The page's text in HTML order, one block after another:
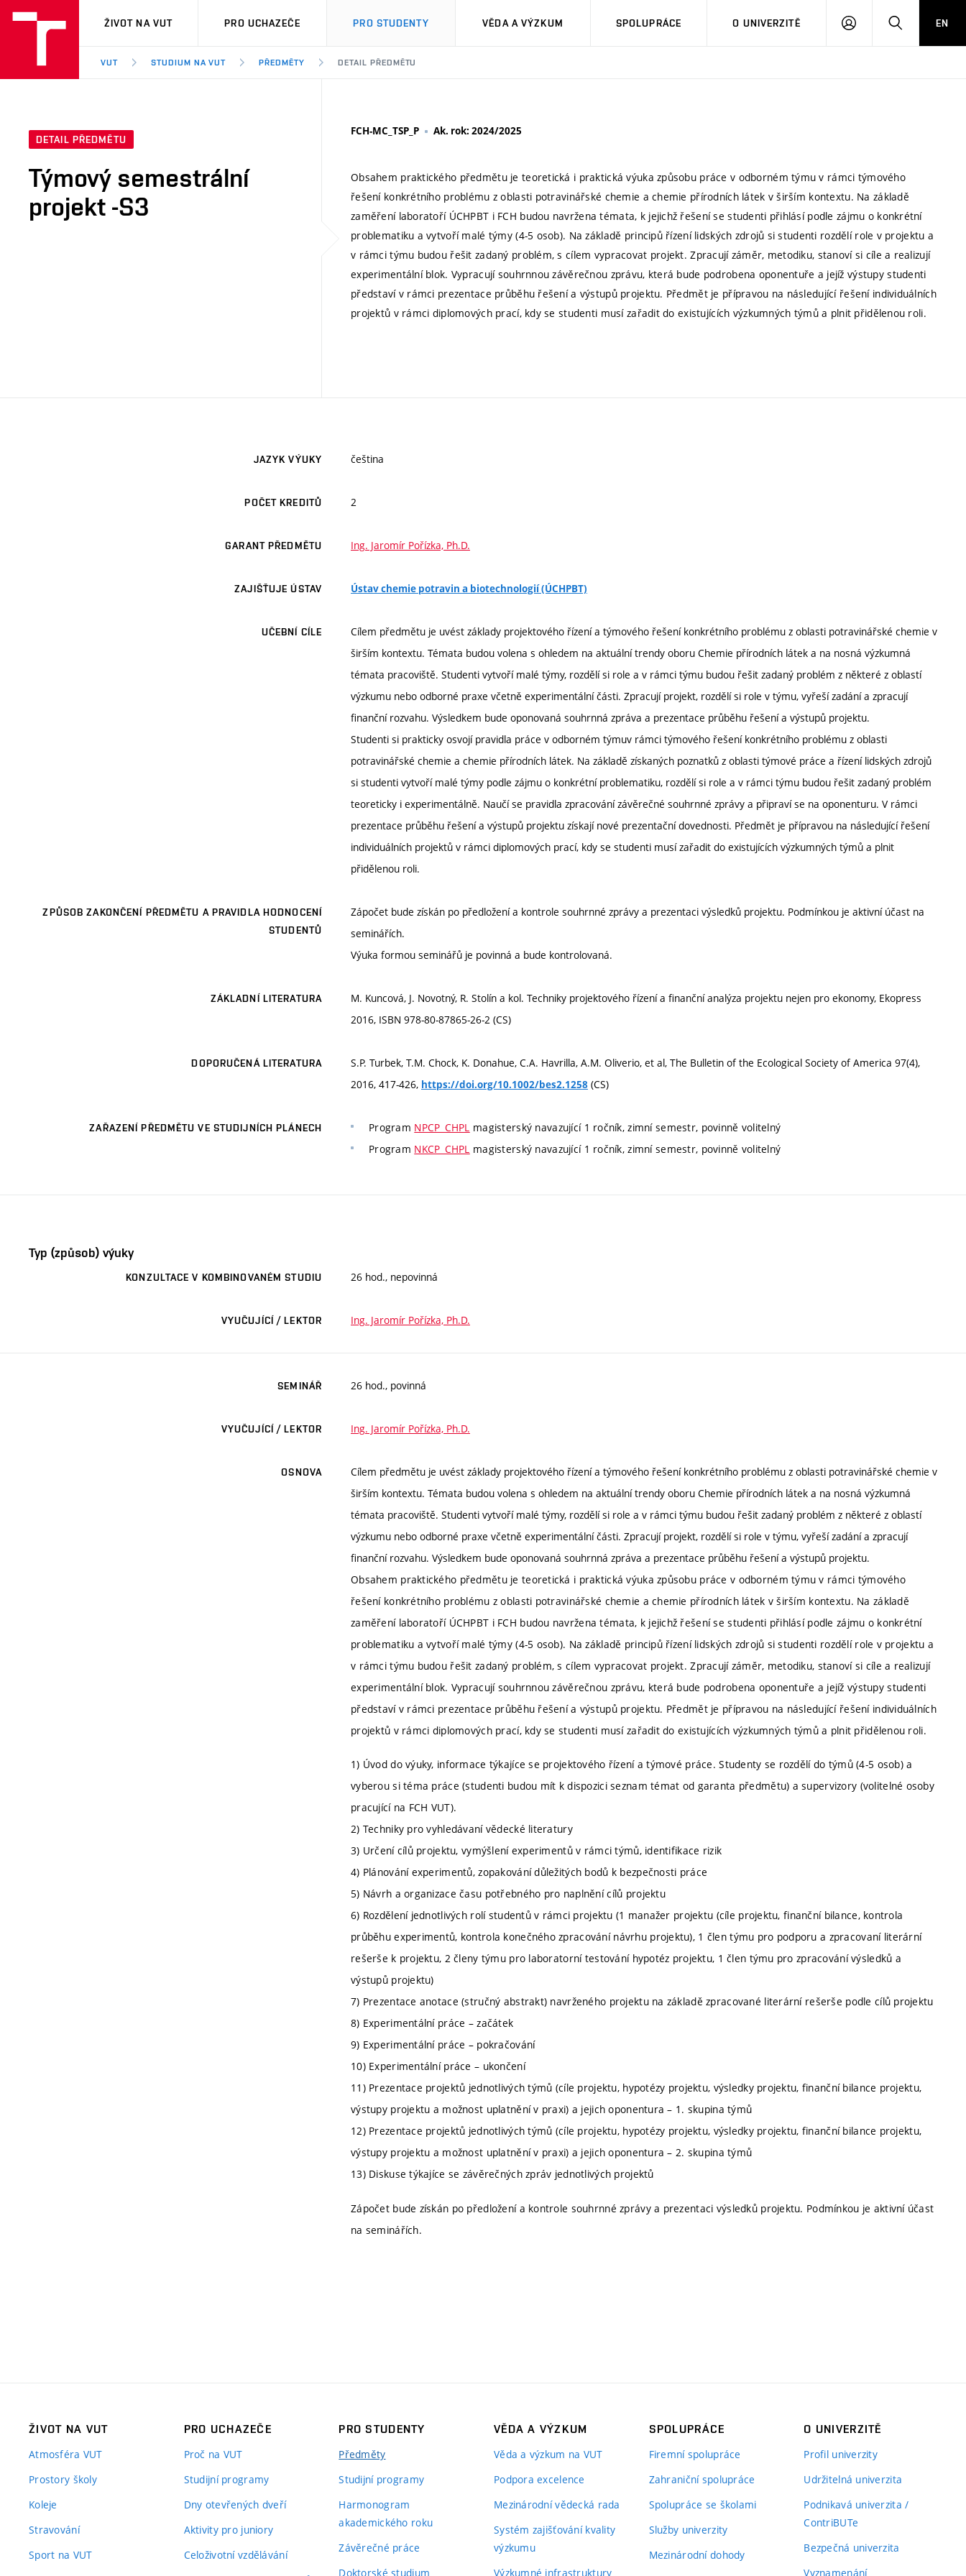
VUT
ŽIVOT NA VUT PRO UCHAZEČE PRO STUDENTY VĚDA A VÝZKUM SPOLUPRÁCE O UNIVERZITĚ
PŘIHLÁSIT HLEDATEN
VUT STUDIUM NA VUT PŘEDMĚTY DETAIL PŘEDMĚTU
DETAIL PŘEDMĚTU
Týmový semestrální
projekt -S3
FCH-MC_TSP_P Ak. rok: 2024/2025
Obsahem praktického předmětu je teoretická i praktická výuka způsobu práce v odborném týmu v rámci týmového
řešení konkrétního problému z oblasti potravinářské chemie a chemie přírodních látek v širším kontextu. Na základě
zaměření laboratoří ÚCHPBT i FCH budou navržena témata, k jejichž řešení se studenti přihlásí podle zájmu o konkrétní
problematiku a vytvoří malé týmy (4-5 osob). Na základě principů řízení lidských zdrojů si studenti rozdělí role v projektu a
v rámci týmu budou řešit zadaný problém, s cílem vypracovat projekt. Zpracují záměr, metodiku, stanoví si cíle a realizují
experimentální blok. Vypracují souhrnnou závěrečnou zprávu, která bude podrobena oponentuře a jejíž výstupy studenti
představí v rámci prezentace průběhu řešení a výstupů projektu. Předmět je přípravou na následující řešení individuálních
projektů v rámci diplomových prací, kdy se studenti musí zařadit do existujících výzkumných týmů a plnit přidělenou roli.
JAZYK VÝUKY čeština
POČET KREDITŮ 2
GARANT PŘEDMĚTU Ing. Jaromír Pořízka, Ph.D.
ZAJIŠŤUJE ÚSTAV Ústav chemie potravin a biotechnologií (ÚCHPBT)
UČEBNÍ CÍLE
Cílem předmětu je uvést základy projektového řízení a týmového řešení konkrétního problému z oblasti potravinářské chemie v
širším kontextu. Témata budou volena s ohledem na aktuální trendy oboru Chemie přírodních látek a na nosná výzkumná
témata pracoviště. Studenti vytvoří malé týmy, rozdělí si role a v rámci týmu budou řešit zadaný problém z některé z oblastí
výzkumu nebo odborné praxe včetně experimentální části. Zpracují projekt, rozdělí si role v týmu, vyřeší zadání a zpracují
finanční rozvahu. Výsledkem bude oponovaná souhrnná zpráva a prezentace průběhu řešení a výstupů projektu.
Studenti si prakticky osvojí pravidla práce v odborném týmuv rámci týmového řešení konkrétního problému z oblasti
potravinářské chemie a chemie přírodních látek. Na základě získaných poznatků z oblasti týmové práce a řízení lidských zdrojů
si studenti vytvoří malé týmy podle zájmu o konkrétní problematiku, rozdělí si role a v rámci týmu budou řešit zadaný problém
teoreticky i experimentálně. Naučí se pravidla zpracování závěrečné souhrnné zprávy a připraví se na oponenturu. V rámci
prezentace průběhu řešení a výstupů projektu získají nové prezentační dovednosti. Předmět je přípravou na následující řešení
individuálních projektů v rámci diplomových prací, kdy se studenti musí zařadit do existujících výzkumných týmů a plnit
přidělenou roli.
ZPŮSOB ZAKONČENÍ PŘEDMĚTU A PRAVIDLA HODNOCENÍ
STUDENTŮ
Zápočet bude získán po předložení a kontrole souhrnné zprávy a prezentaci výsledků projektu. Podmínkou je aktivní účast na
seminářích.
Výuka formou seminářů je povinná a bude kontrolovaná.
ZÁKLADNÍ LITERATURA
M. Kuncová, J. Novotný, R. Stolín a kol. Techniky projektového řízení a finanční analýza projektu nejen pro ekonomy, Ekopress
2016, ISBN 978-80-87865-26-2 (CS)
DOPORUČENÁ LITERATURA
S.P. Turbek, T.M. Chock, K. Donahue, C.A. Havrilla, A.M. Oliverio, et al, The Bulletin of the Ecological Society of America 97(4),
2016, 417-426, https://doi.org/10.1002/bes2.1258 (CS)
ZAŘAZENÍ PŘEDMĚTU VE STUDIJNÍCH PLÁNECH Program NPCP_CHPL magisterský navazující 1 ročník, zimní semestr, povinně volitelný
Program NKCP_CHPL magisterský navazující 1 ročník, zimní semestr, povinně volitelný
Typ (způsob) výuky
KONZULTACE V KOMBINOVANÉM STUDIU 26 hod., nepovinná
VYUČUJÍCÍ / LEKTOR Ing. Jaromír Pořízka, Ph.D.
SEMINÁŘ 26 hod., povinná
VYUČUJÍCÍ / LEKTOR Ing. Jaromír Pořízka, Ph.D.
OSNOVA
Cílem předmětu je uvést základy projektového řízení a týmového řešení konkrétního problému z oblasti potravinářské chemie v
širším kontextu. Témata budou volena s ohledem na aktuální trendy oboru Chemie přírodních látek a na nosná výzkumná
témata pracoviště. Studenti vytvoří malé týmy, rozdělí si role a v rámci týmu budou řešit zadaný problém z některé z oblastí
výzkumu nebo odborné praxe včetně experimentální části. Zpracují projekt, rozdělí si role v týmu, vyřeší zadání a zpracují
finanční rozvahu. Výsledkem bude oponovaná souhrnná zpráva a prezentace průběhu řešení a výstupů projektu.
Obsahem praktického předmětu je teoretická i praktická výuka způsobu práce v odborném týmu v rámci týmového
řešení konkrétního problému z oblasti potravinářské chemie a chemie přírodních látek v širším kontextu. Na základě
zaměření laboratoří ÚCHPBT i FCH budou navržena témata, k jejichž řešení se studenti přihlásí podle zájmu o konkrétní
problematiku a vytvoří malé týmy (4-5 osob). Na základě principů řízení lidských zdrojů si studenti rozdělí role v projektu a
v rámci týmu budou řešit zadaný problém, s cílem vypracovat projekt. Zpracují záměr, metodiku, stanoví si cíle a realizují
experimentální blok. Vypracují souhrnnou závěrečnou zprávu, která bude podrobena oponentuře a jejíž výstupy studenti
představí v rámci prezentace průběhu řešení a výstupů projektu. Předmět je přípravou na následující řešení individuálních
projektů v rámci diplomových prací, kdy se studenti musí zařadit do existujících výzkumných týmů a plnit přidělenou roli.
1) Úvod do výuky, informace týkajíce se projektového řízení a týmové práce. Studenty se rozdělí do týmů (4-5 osob) a
vyberou si téma práce (studenti budou mít k dispozici seznam témat od garanta předmětu) a supervizory (volitelné osoby
pracující na FCH VUT).
2) Techniky pro vyhledávaní vědecké literatury
3) Určení cílů projektu, vymýšlení experimentů v rámci týmů, identifikace rizik
4) Plánování experimentů, zopakování důležitých bodů k bezpečnosti práce
5) Návrh a organizace času potřebného pro naplnění cílů projektu
6) Rozdělení jednotlivých rolí studentů v rámci projektu (1 manažer projektu (cíle projektu, finanční bilance, kontrola
průběhu experimentů, kontrola konečného zpracování návrhu projektu), 1 člen týmu pro podporu a zpracovaní literární
rešerše k projektu, 2 členy týmu pro laboratorní testování hypotéz projektu, 1 člen týmu pro zpracování výsledků a
výstupů projektu)
7) Prezentace anotace (stručný abstrakt) navrženého projektu na základě zpracované literární rešerše podle cílů projektu
8) Experimentální práce – začátek
9) Experimentální práce – pokračování
10) Experimentální práce – ukončení
11) Prezentace projektů jednotlivých týmů (cíle projektu, hypotézy projektu, výsledky projektu, finanční bilance projektu,
výstupy projektu a možnost uplatnění v praxi) a jejich oponentura – 1. skupina týmů
12) Prezentace projektů jednotlivých týmů (cíle projektu, hypotézy projektu, výsledky projektu, finanční bilance projektu,
výstupy projektu a možnost uplatnění v praxi) a jejich oponentura – 2. skupina týmů
13) Diskuse týkajíce se závěrečných zpráv jednotlivých projektů
Zápočet bude získán po předložení a kontrole souhrnné zprávy a prezentaci výsledků projektu. Podmínkou je aktivní účast
na seminářích.
ŽIVOT NA VUT
Atmosféra VUT
Prostory školy
Koleje
Stravování
Sport na VUT
PRO UCHAZEČE
Proč na VUT
Studijní programy
Dny otevřených dveří
Aktivity pro juniory
Celoživotní vzdělávání
PRO STUDENTY
Předměty
Studijní programy
Harmonogram
akademického roku
Závěrečné práce
Doktorské studium
VĚDA A VÝZKUM
Věda a výzkum na VUT
Podpora excelence
Mezinárodní vědecká rada
Systém zajišťování kvality
výzkumu
Výzkumné infrastruktury
SPOLUPRÁCE
Firemní spolupráce
Zahraniční spolupráce
Spolupráce se školami
Služby univerzity
Mezinárodní dohody
O UNIVERZITĚ
Profil univerzity
Udržitelná univerzita
Podnikavá univerzita /
ContriBUTe
Bezpečná univerzita
Vyznamenání